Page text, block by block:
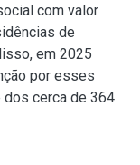
com valor
de
em 2025
por esses
cerca de 364